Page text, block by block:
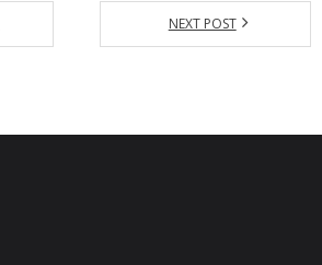
NEXT POST